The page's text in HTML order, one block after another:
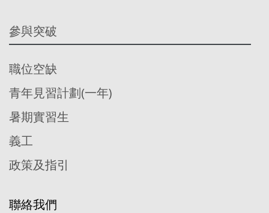
參與突破
職位空缺
青年見習計劃(一年)
暑期實習生
義工
政策及指引
聯絡我們